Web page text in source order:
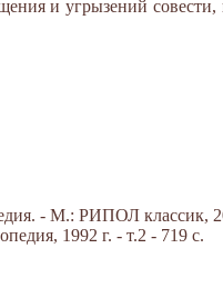
и угрызений совес­ти,
- М.: РИПОЛ классик,
1992 г. - т.2 - 719 с.